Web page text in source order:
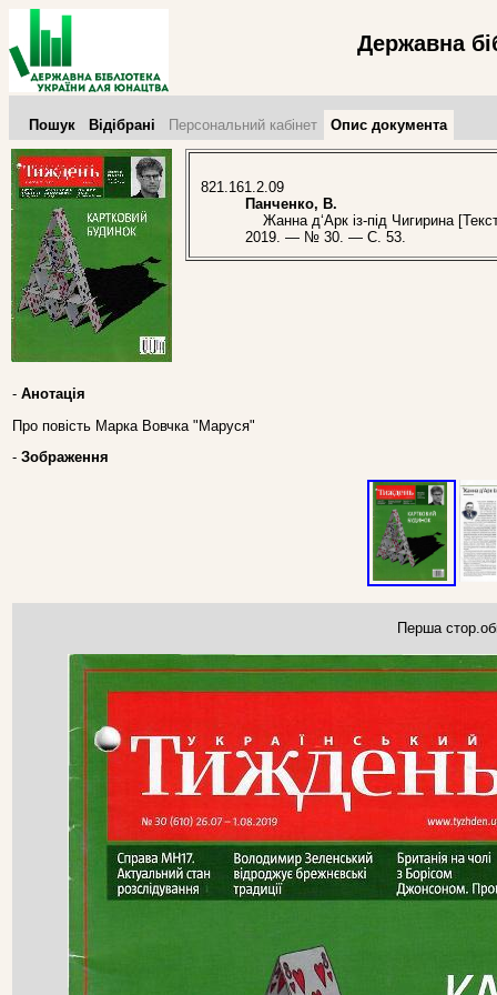
Державна
Пошук Відібрані Персональний кабінет Опис документа
821.161.2.09
Панченко, В.
Жанна д‘Арк із-під Чигирина
2019. — № 30. — С. 53.
- Анотація
Про повість Марка Вовчка "Маруся"
- Зображення
Перша